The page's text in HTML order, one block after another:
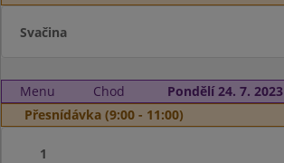
Svačina
Menu Chod
Pondělí 24. 7. 2023
Přesnídávka (9:00 - 11:00)
1